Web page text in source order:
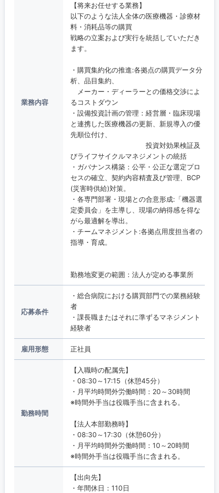
業務内容
【将来お任せする業務】
以下のような法人全体の医療機器・診療材
料・消耗品等の購買
戦略の立案および実行を統括していただき
ます。
・購買集約化の推進:各拠点の購買データ分
析、品目集約、
メーカー・ディーラーとの価格交渉によ
るコストダウン
・設備投資計画の管理：経営層・臨床現場
と連携した医療機器の更新、新規導入の優
先順位付け、
投資対効果検証及
びライフサイクルマネジメントの統括
・ガバナンス構築：公平・公正な選定プロ
セスの確立、契約内容精査及び管理、BCP
(災害時供給)対策。
・各専門部署・現場との合意形成:「機器選
定委員会」を主導し、現場の納得感を得な
がら最適解を導出。
・チームマネジメント:各拠点用度担当者の
指導・育成。
勤務地変更の範囲：法人が定める事業所
応募条件
・総合病院における購買部門での業務経験
者
・課長職またはそれに準ずるマネジメント
経験者
雇用形態 正社員
勤務時間
【入職時の配属先】
・08:30～17:15（休憩45分）
・月平均時間外労働時間：20～30時間
※時間外手当は役職手当に含まれる。
【法人本部勤務時】
・08:30～17:30（休憩60分）
・月平均時間外労働時間：10～20時間
※時間外手当は役職手当に含まれる。
【出向先】
・年間休日：110日